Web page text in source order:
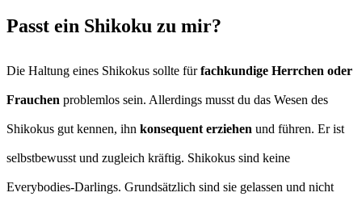
Passt ein Shikoku zu mir?
Die Haltung eines Shikokus sollte fürfachkundige Herrchen oder
Frauchen problemlos sein. Allerdings musst du das Wesen des
Shikokus gut kennen, ihn konsequent erziehen und führen. Er ist
selbstbewusst und zugleich kräftig. Shikokus sind keine
Everybodies-Darlings. Grundsätzlich sind sie gelassen und nicht